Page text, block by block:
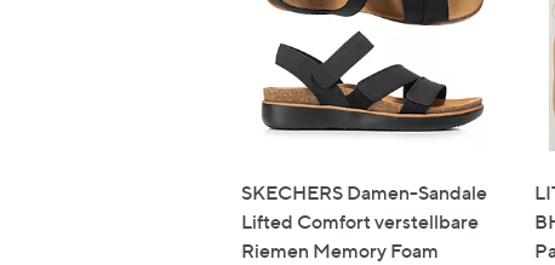
SKECHERS Damen-Sandale
Lifted Comfort verstellbare
Riemen Memory Foam